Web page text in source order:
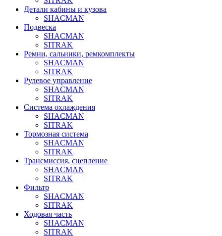
Детали кабины и кузова
SHACMAN
Подвеска
SHACMAN
SITRAK
Ремни, сальники, ремкомплекты
SHACMAN
SITRAK
Рулевое управление
SHACMAN
SITRAK
Система охлаждения
SHACMAN
SITRAK
Тормозная система
SHACMAN
SITRAK
Трансмиссия, сцепление
SHACMAN
SITRAK
Фильтр
SHACMAN
SITRAK
Ходовая часть
SHACMAN
SITRAK